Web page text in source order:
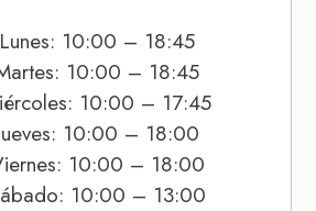
Lunes: 10:00 – 18:45
10:00 – 18:45
10:00 – 17:45
10:00 – 18:00
10:00 – 18:00
10:00 – 13:00